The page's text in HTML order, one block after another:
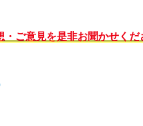
・ご意見を是非お聞かせくだ